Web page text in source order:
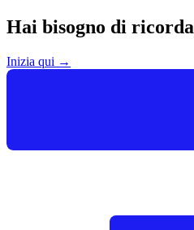
Hai bisogno di
Inizia qui →